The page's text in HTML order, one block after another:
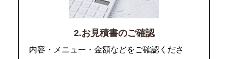
2.お見積書のご確認
内容・メニュー・金額などをご確認くださ